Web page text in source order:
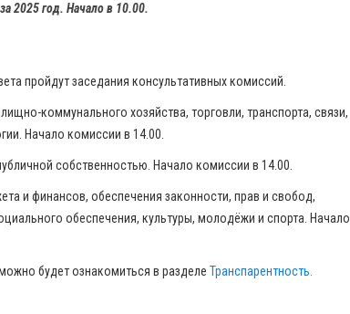
2025 год. Начало в 10.00.
пройдут заседания консультативных комиссий.
коммунального хозяйства, торговли, транспорта, связи,
Начало комиссии в 14.00.
собственностью. Начало комиссии в 14.00.
и финансов, обеспечения законности, прав и свобод,
обеспечения, культуры, молодёжи и спорта. Начало
будет ознакомиться в разделе Транспарентность.